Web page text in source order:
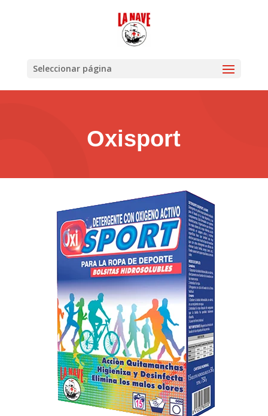
Seleccionar página
Oxisport